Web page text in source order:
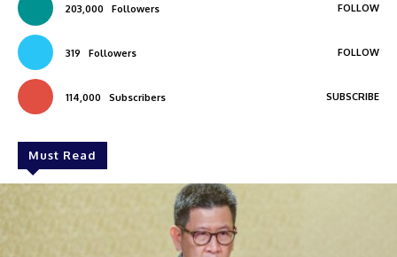
203,000 Followers FOLLOW
319 Followers FOLLOW
114,000 Subscribers SUBSCRIBE
Must Read